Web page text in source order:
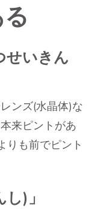
せいきん
ンズ(水晶体)な
来ピントがあ
りも前でピント
)」